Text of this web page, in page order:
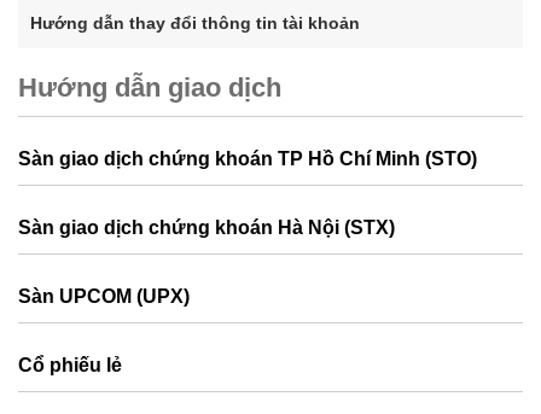
Hướng dẫn thay đổi thông tin tài khoản
Hướng dẫn giao dịch
Sàn giao dịch chứng khoán TP Hồ Chí Minh (STO)
Sàn giao dịch chứng khoán Hà Nội (STX)
Sàn UPCOM (UPX)
Cổ phiếu lẻ